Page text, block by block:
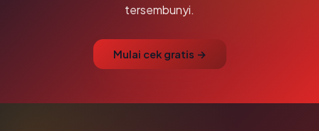
tersembunyi.
Mulai cek gratis →